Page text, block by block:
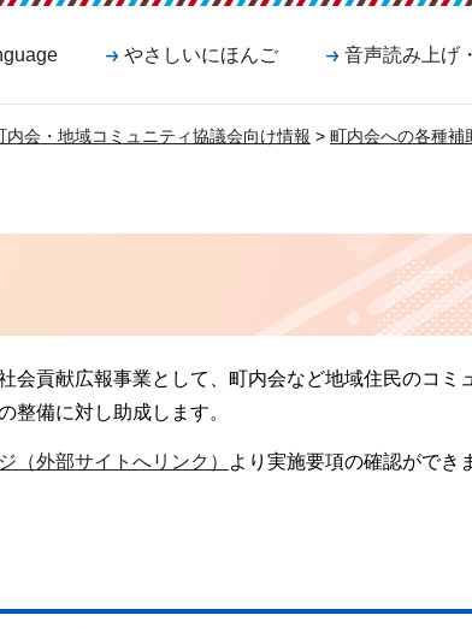
やさしいにほんご 音声読み上げ
内会・地域コミュニティ協議会向け情報 > 町内会への各種補
会貢献広報事業として、町内会など地域住民のコミ
整備に対し助成します。
（外部サイトへリンク）
より実施要項の確認ができ